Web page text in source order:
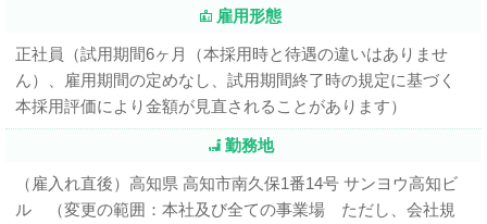
雇用形態
正社員（試用期間6ヶ月（本採用時と待遇の違いはありませ
ん）、雇用期間の定めなし、試用期間終了時の規定に基づく
本採用評価により金額が見直されることがあります）
勤務地
（雇入れ直後）高知県 高知市南久保1番14号 サンヨウ高知ビ
ル （変更の範囲：本社及び全ての事業場 ただし、会社規